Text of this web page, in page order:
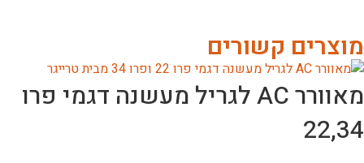
מוצרים קשורים
מאוורר AC לגריל מעשנה דגמי פרו
22,34